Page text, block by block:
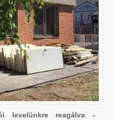
levelünkre reagálva -